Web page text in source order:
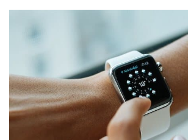
BASE
Smartphonetarife
Prepaid-Tarife
Datentarife